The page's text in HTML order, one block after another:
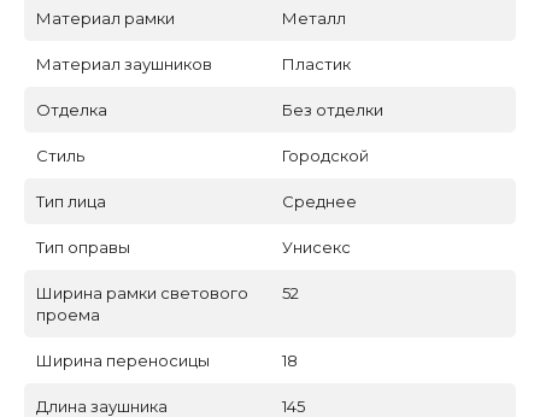
Материал рамки Металл
Материал заушников Пластик
Отделка Без отделки
Стиль Городской
Тип лица Среднее
Тип оправы Унисекс
Ширина рамки светового
проема
52
Ширина переносицы 18
Длина заушника 145